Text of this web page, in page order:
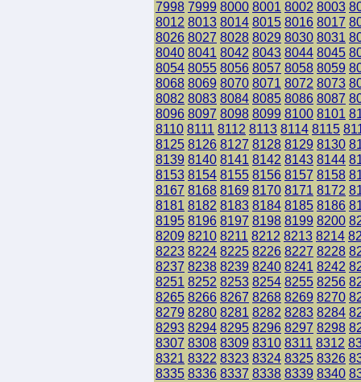
7998 7999 8000 8001 8002 8003
8012 8013 8014 8015 8016 8017
8026 8027 8028 8029 8030 8031
8040 8041 8042 8043 8044 8045
8054 8055 8056 8057 8058 8059
8068 8069 8070 8071 8072 8073
8082 8083 8084 8085 8086 8087
8096 8097 8098 8099 8100 8101
8110 8111 8112 8113 8114 8115
8125 8126 8127 8128 8129 8130
8139 8140 8141 8142 8143 8144
8153 8154 8155 8156 8157 8158
8167 8168 8169 8170 8171 8172
8181 8182 8183 8184 8185 8186
8195 8196 8197 8198 8199 8200
8209 8210 8211 8212 8213 8214
8223 8224 8225 8226 8227 8228
8237 8238 8239 8240 8241 8242
8251 8252 8253 8254 8255 8256
8265 8266 8267 8268 8269 8270
8279 8280 8281 8282 8283 8284
8293 8294 8295 8296 8297 8298
8307 8308 8309 8310 8311 8312
8321 8322 8323 8324 8325 8326
8335 8336 8337 8338 8339 8340